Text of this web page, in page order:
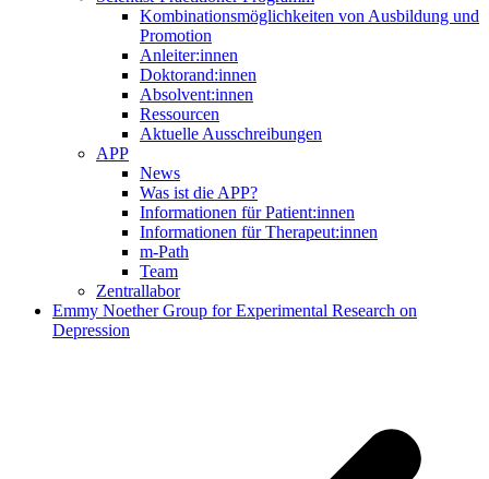
Kombinationsmöglichkeiten von Ausbildung und
Promotion
Anleiter:innen
Doktorand:innen
Absolvent:innen
Ressourcen
Aktuelle Ausschreibungen
APP
News
Was ist die APP?
Informationen für Patient:innen
Informationen für Therapeut:innen
m-Path
Team
Zentrallabor
Emmy Noether Group for Experimental Research on
Depression